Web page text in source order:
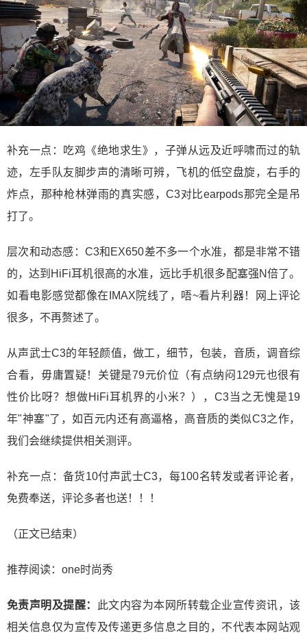
补充一点：吃鸡《绝地求生》，子弹从远及近呼啸而过的轨
迹，左手队友脚步声的清晰可辨，飞机的低空盘旋，右手的
炸点，那种枪林弹雨的真实感，C3对比earpods那完全是吊
打了。
层次和动态感：C3和EX650差不多一个水准，都是非常不错
的，达到HiFi耳机很高的水准，远比手机很多配塞强N倍了。
如看电影感觉都像在IMAX院线了，唔~看片利器！网上评论
很多，不再赘述了。
从声武士C3的年轻颜值，做工，细节，包装，音质，调音综
合看，毋庸置疑！关键是79元价位（有点纳闷129元也很有
性价比呀？想做HiFi耳机界的小米？），C3当之无愧是19
年"神塞"了，如百元内还有高逼格，高音质的类似C3之作，
我们会继续提供相关测评。
补充一点：备货10付声武士C3，每100名转发或者评论者，
免费奉送，评论多者也送！！！
（正文已结束）
推荐阅读： one时尚秀
免责声明及提醒：
此文内容为本网所转载企业宣传资讯，该
相关信息仅为宣传及传递更多信息之目的，不代表本网站观